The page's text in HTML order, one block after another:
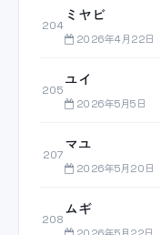
204
ミヤビ
2026年4月22日
205
ユイ
2026年5月5日
207
マユ
2026年5月20日
208
ムギ